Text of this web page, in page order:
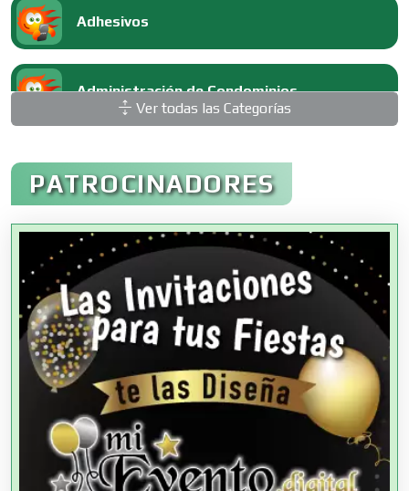
Adhesivos
Administración de Condominios
Administración de Empresas
Agencias Aduanales
Agencias de Autos
Agencias de Cobranza
Agencias de Colocación
Ver todas las Categorías
PATROCINADORES